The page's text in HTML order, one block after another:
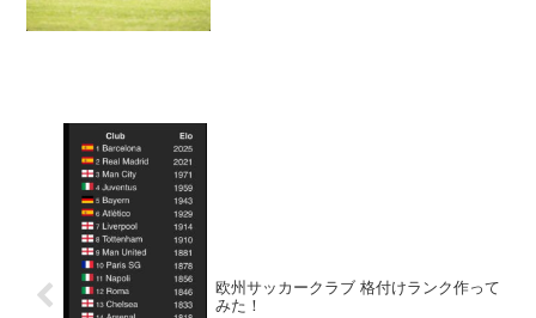
欧州サッカークラブ 格付けランク作って
みた！